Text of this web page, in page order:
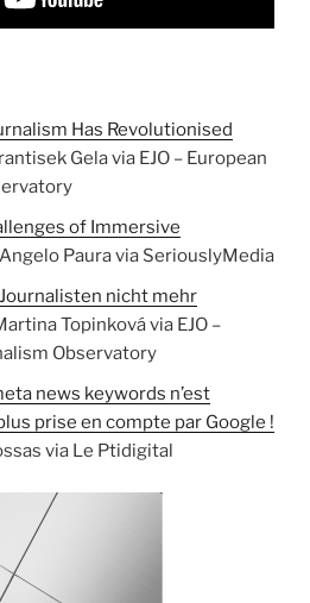
Has Revolutionised
Gela via EJO – European
of Immersive
Paura via SeriouslyMedia
nicht mehr
Topinková via EJO –
Observatory
news keywords n’est
prise en compte par Google !
via Le Ptidigital